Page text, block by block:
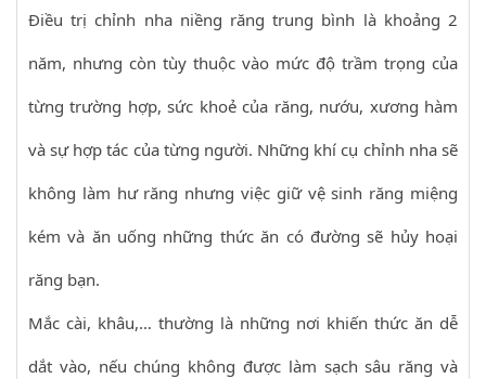
Điều trị chỉnh nha niềng răng trung bình là khoảng 2
năm, nhưng còn tùy thuộc vào mức độ trầm trọng của
từng trường hợp, sức khoẻ của răng, nướu, xương hàm
và sự hợp tác của từng người. Những khí cụ chỉnh nha sẽ
không làm hư răng nhưng việc giữ vệ sinh răng miệng
kém và ăn uống những thức ăn có đường sẽ hủy hoại
răng bạn.
Mắc cài, khâu,… thường là những nơi khiến thức ăn dễ
dắt vào, nếu chúng không được làm sạch sâu răng và